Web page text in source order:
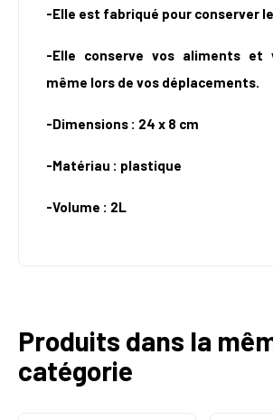
-Elle est fabriqué pour conserver
-Elle conserve vos aliments et
même lors de vos déplacements.
-Dimensions : 24 x 8 cm
-Matériau : plastique
-Volume : 2L
Produits dans la
catégorie